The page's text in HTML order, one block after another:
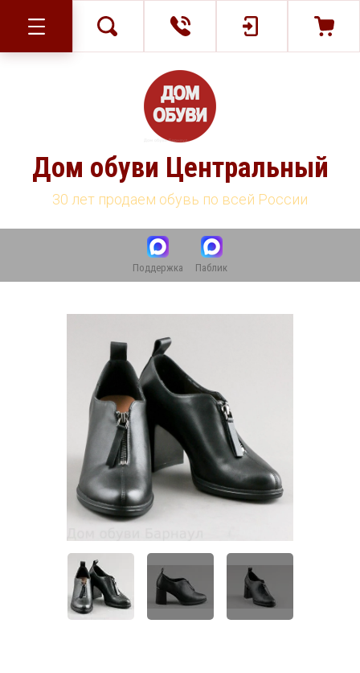
Дом обуви Центральный
30 лет продаем обувь по всей России
Поддержка Паблик